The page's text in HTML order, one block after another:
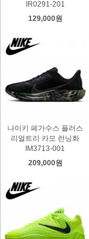
IR0291-201
129,000원
나이키 페가수스 플러스
리얼트리 카모 런닝화
IM3713-001
209,000원